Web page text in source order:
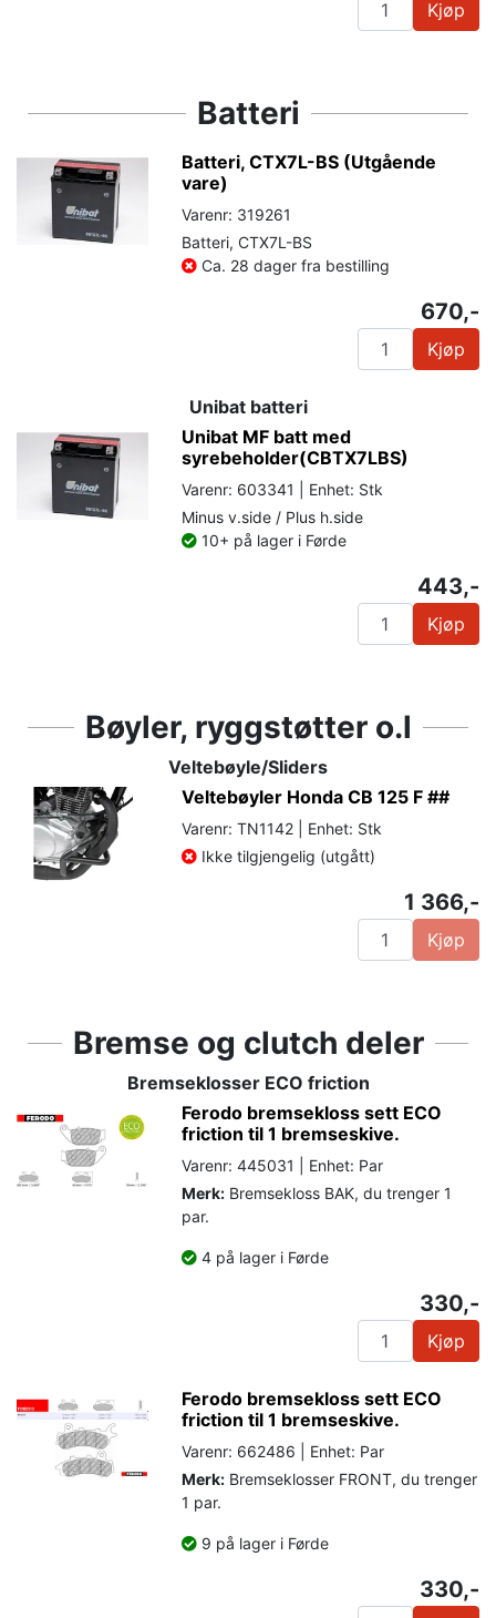
Kjøp
Batteri
Batteri, CTX7L-BS (Utgående
vare)
Varenr: 319261
Batteri, CTX7L-BS
Ca. 28 dager fra bestilling
670,-
Kjøp
Unibat batteri
Unibat MF batt med
syrebeholder(CBTX7LBS)
Varenr: 603341 | Enhet: Stk
Minus v.side / Plus h.side
10+ på lager i Førde
443,-
Kjøp
Bøyler, ryggstøtter o.l
Veltebøyle/Sliders
Veltebøyler Honda CB 125 F ##
Varenr: TN1142 | Enhet: Stk
Ikke tilgjengelig (utgått)
1 366,-
Kjøp
Bremse og clutch deler
Bremseklosser ECO friction
Ferodo bremsekloss sett ECO
friction til 1 bremseskive.
Varenr: 445031 | Enhet: Par
Merk: Bremsekloss BAK, du trenger 1
par.
4 på lager i Førde
330,-
Kjøp
Ferodo bremsekloss sett ECO
friction til 1 bremseskive.
Varenr: 662486 | Enhet: Par
Merk: Bremseklosser FRONT, du trenger
1 par.
9 på lager i Førde
330,-